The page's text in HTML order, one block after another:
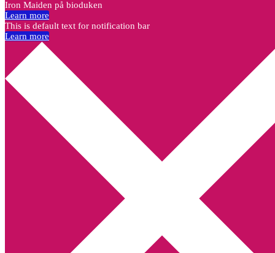
Iron Maiden på bioduken
Learn more
This is default text for notification bar
Learn more